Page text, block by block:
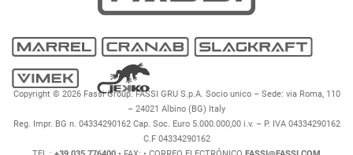
Copyright © 2026 Fassi Group. FASSI GRU S.p.A. Socio unico – Sede: via Roma, 110
– 24021 Albino (BG) Italy
Reg. Impr. BG n. 04334290162 Cap. Soc. Euro 5.000.000,00 i.v. – P. IVA 04334290162
C.F 04334290162